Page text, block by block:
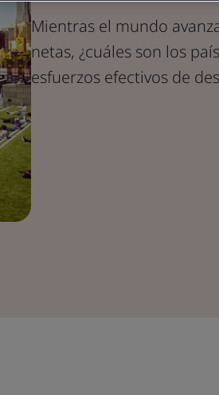
Mientras el mundo
netas, ¿cuáles son los
esfuerzos efectivos de